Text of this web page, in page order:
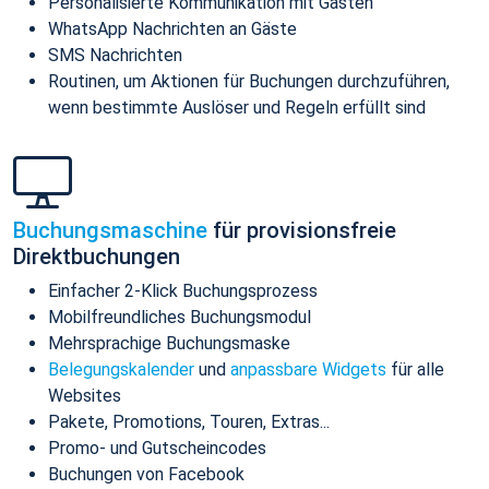
WhatsApp Nachrichten an Gäste
SMS Nachrichten
Routinen, um Aktionen für Buchungen durchzuführen,
wenn bestimmte Auslöser und Regeln erfüllt sind
Buchungsmaschine für provisionsfreie
Direktbuchungen
Einfacher 2-Klick Buchungsprozess
Mobilfreundliches Buchungsmodul
Mehrsprachige Buchungsmaske
Belegungskalender und anpassbare Widgets für alle
Websites
Pakete, Promotions, Touren, Extras...
Promo- und Gutscheincodes
Buchungen von Facebook